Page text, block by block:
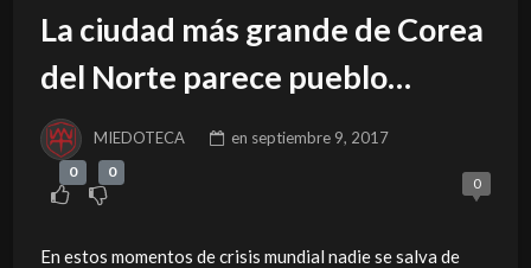
La ciudad más grande de Corea
del Norte parece pueblo
fantasma
MIEDOTECA en septiembre 9, 2017
0 0
0
En estos momentos de crisis mundial nadie se salva de